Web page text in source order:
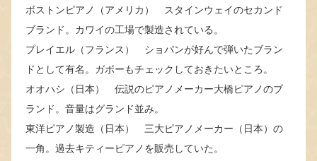
ボストンピアノ（アメリカ） スタインウェイのセカンド
ブランド。カワイの工場で製造されている。
プレイエル（フランス） ショパンが好んで弾いたブラン
ドとして有名。ガボーもチェックしておきたいところ。
オオハシ（日本） 伝説のピアノメーカー大橋ピアノのブ
ランド。音量はグランド並み。
東洋ピアノ製造（日本） 三大ピアノメーカー（日本）の
一角。過去キティーピアノを販売していた。